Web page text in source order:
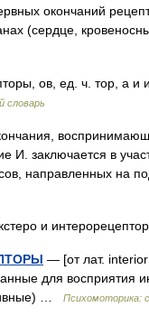
окончаний
(сердце,
ов, ед. ч. тор, а и
словарь
И. заключается в
направленных на
и
— [от лат.
для восприятия
…
Психомоторика: